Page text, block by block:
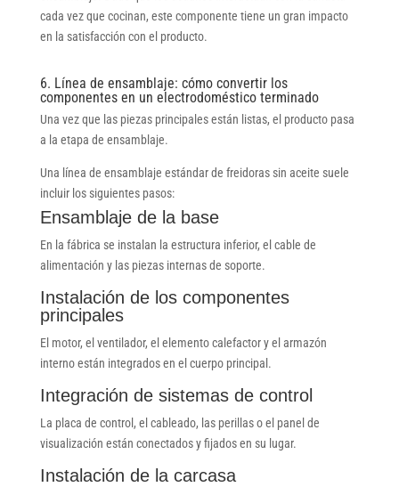
cada vez que cocinan, este componente tiene un gran impacto
en la satisfacción con el producto.
6. Línea de ensamblaje: cómo convertir los
componentes en un electrodoméstico terminado
Una vez que las piezas principales están listas, el producto pasa
a la etapa de ensamblaje.
Una línea de ensamblaje estándar de freidoras sin aceite suele
incluir los siguientes pasos:
Ensamblaje de la base
En la fábrica se instalan la estructura inferior, el cable de
alimentación y las piezas internas de soporte.
Instalación de los componentes
principales
El motor, el ventilador, el elemento calefactor y el armazón
interno están integrados en el cuerpo principal.
Integración de sistemas de control
La placa de control, el cableado, las perillas o el panel de
visualización están conectados y fijados en su lugar.
Instalación de la carcasa